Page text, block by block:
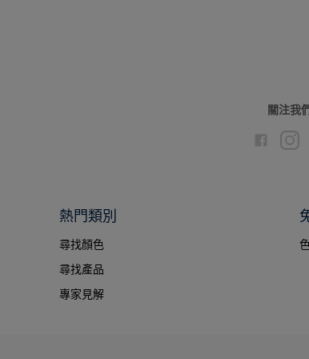
關注我
熱門類別
尋找顏色
尋找產品
專家見解